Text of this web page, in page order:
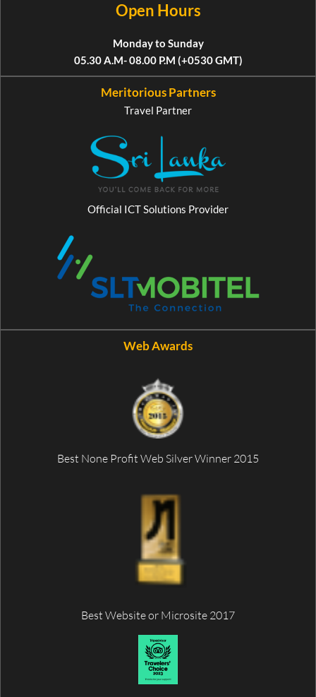
Open Hours
Monday to Sunday
05.30 A.M- 08.00 P.M (+0530 GMT)
Meritorious Partners
Travel Partner
Official ICT Solutions Provider
Web Awards
Best None Profit Web Silver Winner 2015
Best Website or Microsite 2017